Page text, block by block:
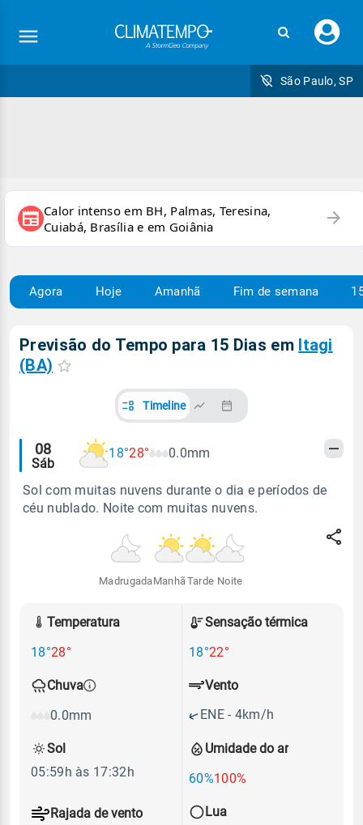
seu
São Paulo, SP
newspaper Calor intenso em BH, Palmas, Teresina,
Cuiabá, Brasília e em Goiânia
arrow_forward
Agora Hoje Amanhã Fim de semana
Previsão do Tempo para 15 Dias em Itagi
(BA)
Timeline
Alertas
meteorológicos
08
Sáb
18°28° 0.0mm
Sol com muitas nuvens durante o dia e períodos de
céu nublado. Noite com muitas nuvens.
Madrugada Manhã Tarde Noite
Temperatura
18°28°
Sensação térmica
18°22°
Chuva
0.0mm
Umidade do ar
60%100%
Vento
ENE - 4km/h
Rajada de vento
Sol
05:59h às 17:32h
Lua